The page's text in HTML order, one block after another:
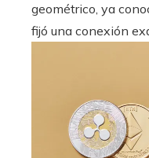
geométrico, ya
fijó una conexión